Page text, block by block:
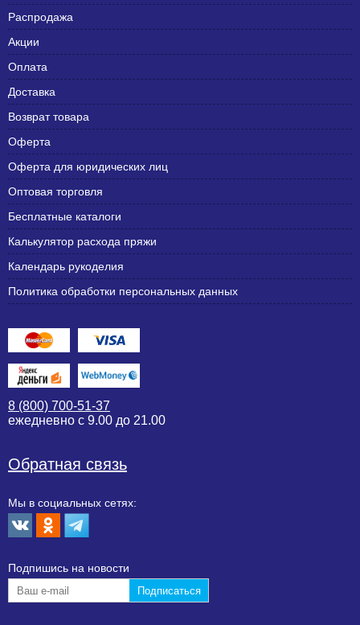
Распродажа
Акции
Оплата
Доставка
Возврат товара
Оферта
Оферта для юридических лиц
Оптовая торговля
Бесплатные каталоги
Калькулятор расхода пряжи
Календарь рукоделия
Политика обработки персональных данных
8 (800) 700-51-37
ежедневно с 9.00 до 21.00
Обратная связь
Мы в социальных сетях:
Подпишиcь на новости